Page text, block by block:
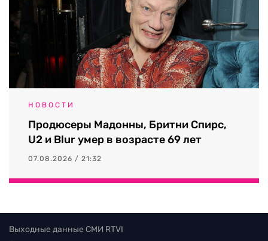
НОВОСТИ
Продюсеры Мадонны, Бритни Спирс,
U2 и Blur умер в возрасте 69 лет
07.08.2026 / 21:32
Выходные данные СМИ RTVI